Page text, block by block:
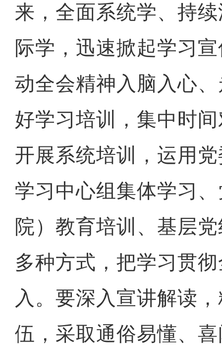
来，全面系统学、持
际学，迅速掀起学习
动全会精神入脑入心
好学习培训，集中时
开展系统培训，运用
学习中心组集体学习
院）教育培训、基层
多种方式，把学习贯
入。要深入宣讲解读
伍，采取通俗易懂、